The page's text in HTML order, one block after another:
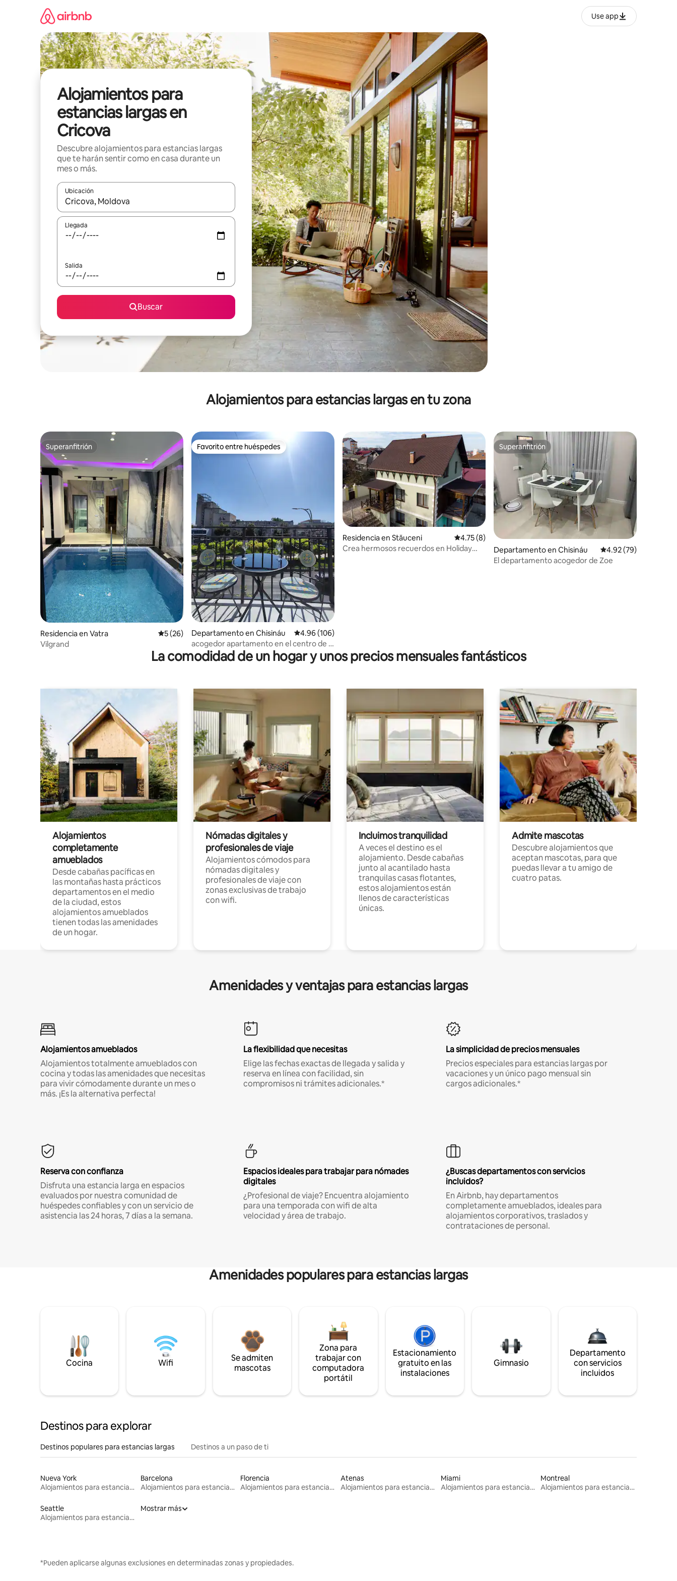
Use app
Alojamientos para
estancias largas en
Cricova
Descubre alojamientos para estancias largas
que te harán sentir como en casa durante un
mes o más.
Ubicación
Cuando los resultados estén disponibles, podrás navegar usando las teclas de las flechas hacia arriba y hacia abajo, o bien tocando y deslizando la pantalla.
Llegada
Salida
Buscar
Alojamientos para estancias largas en tu zona
Superanfitrión
Superanfitrión
Residencia en Vatra Calificación promedio: 5 de 5; 26 evaluaciones
5 (26)
Vilgrand
Favorito entre huéspedes
Favorito entre huéspedes
Departamento en Chisináu Calificación promedio: 4.96 de 5; 106 evaluaciones
4.96 (106)
acogedor apartamento en el centro de la
ciudad
Residencia en Stăuceni Calificación promedio: 4.75 de 5; 8 evaluaciones
4.75 (8)
Crea hermosos recuerdos en Holiday
Superanfitrión
Superanfitrión
Departamento en Chisináu Calificación
4.92 (79)
El departamento acogedor de Zoe
La comodidad de un hogar y unos precios mensuales fantásticos
Alojamientos
completamente
amueblados
Desde cabañas pacíficas en
las montañas hasta prácticos
departamentos en el medio
de la ciudad, estos
alojamientos amueblados
tienen todas las amenidades
de un hogar.
Nómadas digitales y
profesionales de viaje
Alojamientos cómodos para
nómadas digitales y
profesionales de viaje con
zonas exclusivas de trabajo
con wifi.
Incluimos tranquilidad
A veces el destino es el
alojamiento. Desde cabañas
junto al acantilado hasta
tranquilas casas flotantes,
estos alojamientos están
llenos de características
únicas.
Admite mascotas
Descubre alojamientos que
aceptan mascotas, para que
puedas llevar a tu amigo de
cuatro patas.
Amenidades y ventajas para estancias largas
Alojamientos amueblados
Alojamientos totalmente amueblados con
cocina y todas las amenidades que necesitas
para vivir cómodamente durante un mes o
más. ¡Es la alternativa perfecta!
La flexibilidad que necesitas
Elige las fechas exactas de llegada y salida y
reserva en línea con facilidad, sin
compromisos ni trámites adicionales.*
La simplicidad de precios mensuales
Precios especiales para estancias largas por
vacaciones y un único pago mensual sin
cargos adicionales.*
Reserva con confianza
Disfruta una estancia larga en espacios
evaluados por nuestra comunidad de
huéspedes confiables y con un servicio de
asistencia las 24 horas, 7 días a la semana.
Espacios ideales para trabajar para nómades
digitales
¿Profesional de viaje? Encuentra alojamiento
para una temporada con wifi de alta
velocidad y área de trabajo.
¿Buscas departamentos con servicios
incluidos?
En Airbnb, hay departamentos
completamente amueblados, ideales para
alojamientos corporativos, traslados y
contrataciones de personal.
Amenidades populares para estancias largas
Cocina Wifi
Se admiten
mascotas
Zona para
trabajar con
computadora
portátil
Estacionamiento
gratuito en las
instalaciones
Gimnasio
Departamento
con servicios
incluidos
Destinos para explorar
Destinos populares para estancias largas Destinos a un paso de ti
Nueva York
Alojamientos para estancias largas
Barcelona
Alojamientos para estancias largas
Florencia
Alojamientos para estancias largas
Atenas
Alojamientos para estancias largas
Miami
Alojamientos para estancias largas
Montreal
Alojamientos para estancias largas
Seattle
Alojamientos para estancias largas
Mostrar más
*Pueden aplicarse algunas exclusiones en determinadas zonas y propiedades.